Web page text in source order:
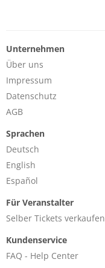
Unternehmen
Über uns
Impressum
Datenschutz
AGB
Sprachen
Deutsch
English
Español
Für Veranstalter
Selber Tickets verkaufen
Kundenservice
FAQ - Help Center